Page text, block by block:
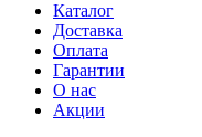
Каталог
Доставка
Оплата
Гарантии
О нас
Акции